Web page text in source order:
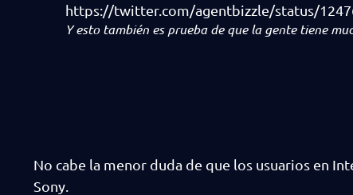
https://twitter.com/agentbizzle/status/
Y esto también es prueba de que la gente tiene
No cabe la menor duda de que los usuarios en
Sony.